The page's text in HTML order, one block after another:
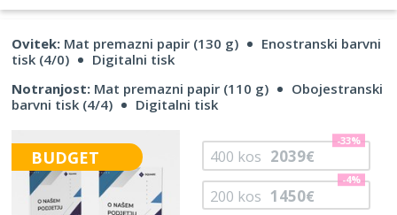
Ovitek: Mat premazni papir (130 g)
Enostranski barvni
tisk (4/0)
Digitalni tisk
Notranjost: Mat premazni papir (110 g)
Obojestranski
barvni tisk (4/4)
Digitalni tisk
BUDGET
200 kos 1450€
-4%
400 kos 2039€
-33%